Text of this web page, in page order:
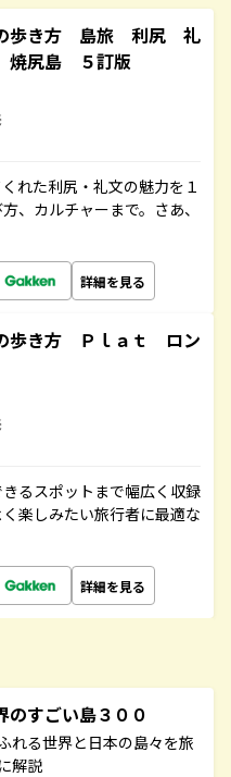
歩き方 島旅 利尻 礼
尻島 ５訂版
れた利尻・礼文の魅力を１
、カルチャーまで。さあ、
詳細を見る
歩き方 Ｐｌａｔ ロン
るスポットまで幅広く収録
楽しみたい旅行者に最適な
詳細を見る
すごい島３００
れる世界と日本の島々を旅
解説